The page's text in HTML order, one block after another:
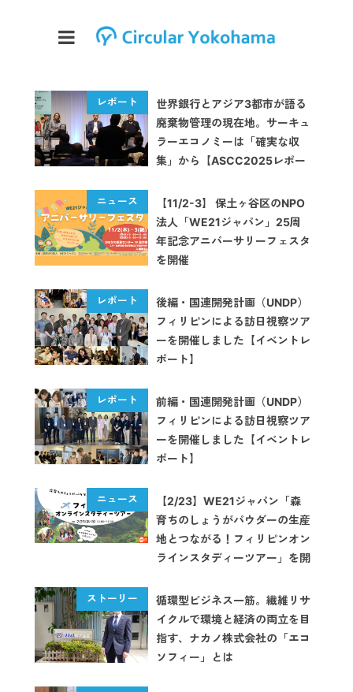
世界銀行とアジア3都市が語る
廃棄物管理の現在地。サーキュ
ラーエコノミーは「確実な収
集」から【ASCC2025レポー
【11/2-3】 保土ヶ谷区のNPO
法人「WE21ジャパン」25周
年記念アニバーサリーフェスタ
を開催
後編・国連開発計画（UNDP）
フィリピンによる訪日視察ツア
ーを開催しました【イベントレ
ポート】
前編・国連開発計画（UNDP）
フィリピンによる訪日視察ツア
ーを開催しました【イベントレ
ポート】
【2/23】WE21ジャパン「森
育ちのしょうがパウダーの生産
地とつながる！フィリピンオン
ラインスタディーツアー」を開
循環型ビジネス一筋。繊維リサ
イクルで環境と経済の両立を目
指す、ナカノ株式会社の「エコ
ソフィー」とは